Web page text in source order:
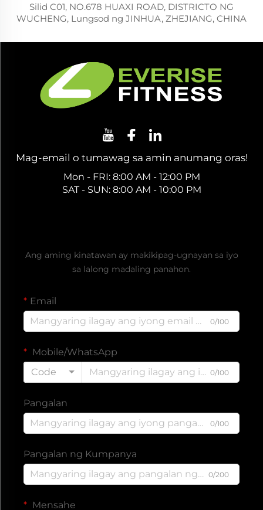
Silid C01, NO.678 HUAXI ROAD, DISTRICTO NG
WUCHENG, Lungsod ng JINHUA, ZHEJIANG, CHINA
Mag-email o tumawag sa amin anumang oras!
Mon - FRI: 8:00 AM - 12:00 PM
SAT - SUN: 8:00 AM - 10:00 PM
Ang aming kinatawan ay makikipag-ugnayan sa iyo
sa lalong madaling panahon.
Email
0/100
Mobile/WhatsApp
Code
0/100
Pangalan
0/100
Pangalan ng Kumpanya
0/200
Mensahe